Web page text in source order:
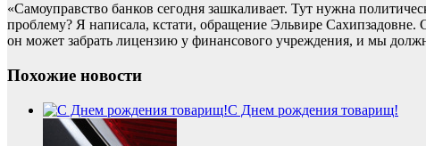
«Самоуправство банков сегодня зашкаливает. Тут нужна
проблему? Я написала, кстати, обращение Эльвире
он может забрать лицензию у финансового учреждения, и мы
Похожие новости
С Днем рождения товарищ!